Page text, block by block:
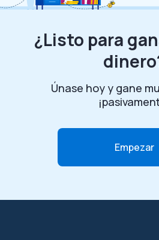
¿Listo para
Únase hoy y gane
Empezar